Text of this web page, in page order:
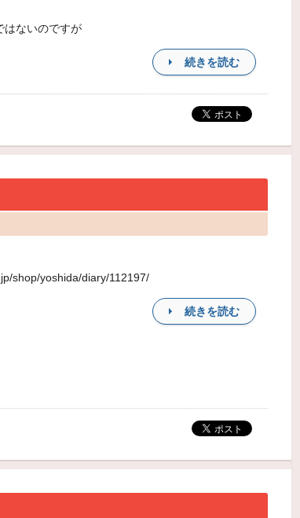
はないのですが
続きを読む
shop/yoshida/diary/112197/
続きを読む